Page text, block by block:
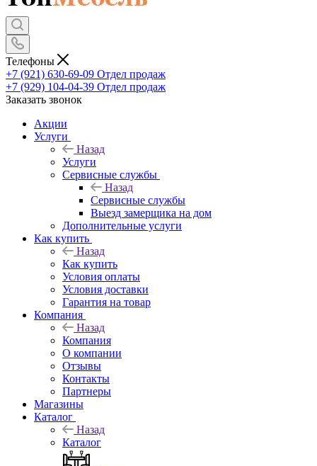
Телефоны
+7 (921) 630-69-09 Отдел продаж
+7 (929) 104-04-39 Отдел продаж
Заказать звонок
Акции
Услуги
Назад
Услуги
Сервисные службы
Назад
Сервисные службы
Выезд замерщика на дом
Дополнительные услуги
Как купить
Назад
Как купить
Условия оплаты
Условия доставки
Гарантия на товар
Компания
Назад
Компания
О компании
Отзывы
Контакты
Партнеры
Магазины
Каталог
Назад
Каталог